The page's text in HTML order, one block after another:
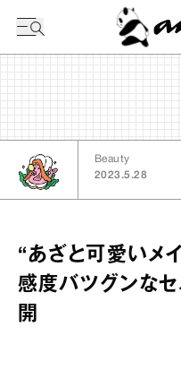
Beauty
2023.5.28
“あざと可愛いメ
感度バツグンな
開